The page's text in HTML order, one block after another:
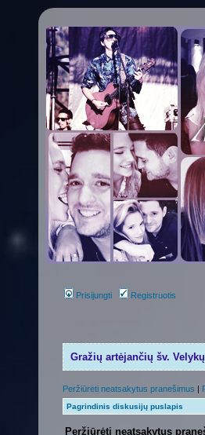
Prisijungti Registruotis
Gražių artėjančių šv.
Peržiūrėti neatsakytus pranešimus |
Pagrindinis diskusijų puslapis
Peržiūrėti neatsakytus